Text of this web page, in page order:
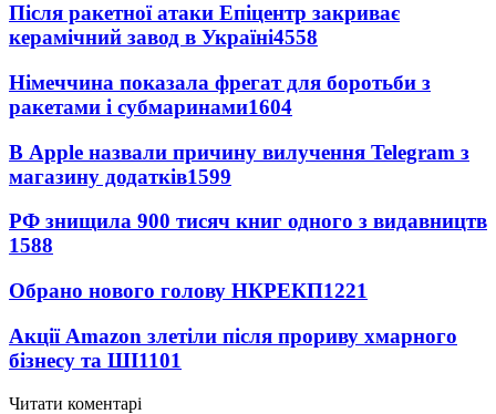
Після ракетної атаки Епіцентр закриває
керамічний завод в Україні4558
Німеччина показала фрегат для боротьби з
ракетами і субмаринами1604
В Apple назвали причину вилучення Telegram з
магазину додатків1599
РФ знищила 900 тисяч книг одного з видавництв
1588
Обрано нового голову НКРЕКП1221
Акції Amazon злетіли після прориву хмарного
бізнесу та ШІ1101
Читати коментарі